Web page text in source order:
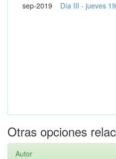
sep-2019 Día III - jueves 19
Otras opciones
Autor